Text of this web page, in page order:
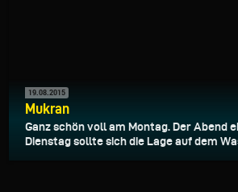
19.08.2015
Mukran
Ganz schön voll am Montag. Der Abend
Dienstag sollte sich die Lage auf dem